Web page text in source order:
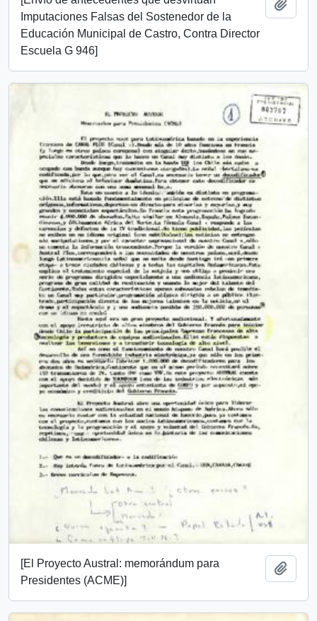
Imputaciones Falsas del Sostenedor de la
Educación Municipal de Castro, Contra Director
Escuela G 946]
[El Proyecto Austral: memorándum para
Presidentes (ACME)]